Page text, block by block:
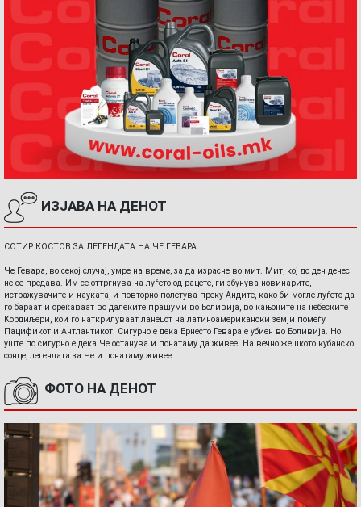
ИЗЈАВА НА ДЕНОТ
СОТИР КОСТОВ ЗА ЛЕГЕНДАТА НА ЧЕ ГЕВАРА
Че Гевара, во секој случај, умре на време, за да израсне во мит. Мит, кој до ден денес
не се предава. Им се оттргнува на луѓето од рацете, ги збунува новинарите,
истражувачите и науката, и повторно полетува преку Андите, како би могле луѓето да
го бараат и среќаваат во далеките прашуми во Боливија, во кањоните на небеските
Кордиљери, кои го наткрилуваат ланецот на латиноамерикански земји помеѓу
Пацификот и Антлантикот. Сигурно е дека Ернесто Гевара е убиен во Боливија. Но
уште по сигурно е дека Че останува и понатаму да живее. На вечно жешкото кубанско
сонце, легендата за Че и понатаму живее.
ФОТО НА ДЕНОТ